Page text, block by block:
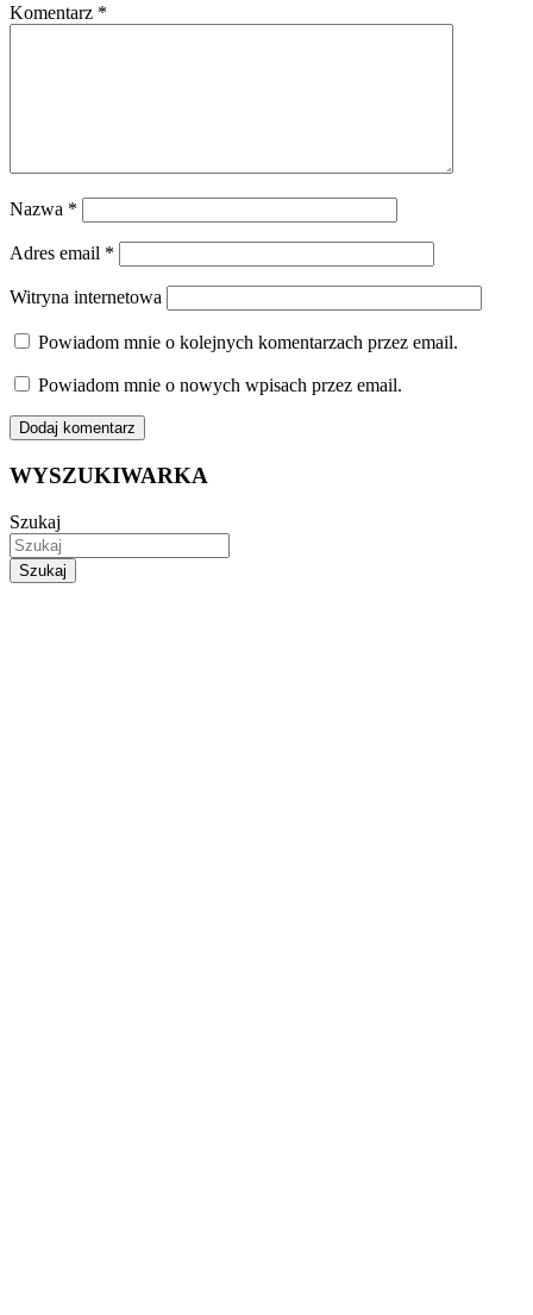
Komentarz *
Nazwa *
Adres email *
Witryna internetowa
Powiadom mnie o kolejnych komentarzach przez email.
Powiadom mnie o nowych wpisach przez email.
WYSZUKIWARKA
Szukaj
Szukaj